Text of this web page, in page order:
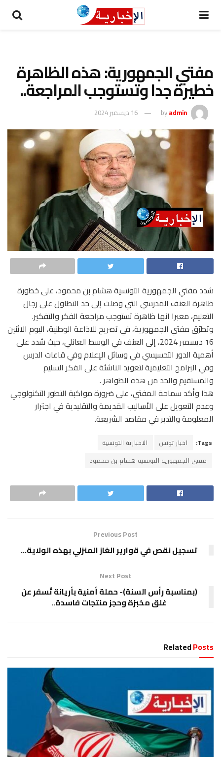
مفتي الجمهورية: هذه الظاهرة
خطيرة جدا وتستوجب المراجعة..
byadmin 16 ديسمبر 2024
شدد مفتي الجمهورية التونسية هشام بن محمود، على خطورة
ظاهرة العنف المدرسي التي وصلت إلى حد التطاول على رجال
التعليم، معبرا انها ظاهرة تستوجب مراجعة الفكر والتفكير.
وتطرّق مفتي الجمهورية، في تصريح للاذاعة الوطنية، اليوم الاثنين
16 ديسمبر 2024، إلى العنف في الوسط العائلي، حيث شدد على
أهمية الدور التحسيسي في وسائل الإعلام وفي قاعات الدرس
وفي البرامج التعليمية لتعويد الناشئة على الفكر السليم
والمستقيم والحد من هذه الظواهر .
هذا وأكد سماحة المفتي، على ضرورة مواكبة التطور التكنولوجي
وعدم التعويل على الأساليب القديمة والتقليدية في اجترار
المعلومة والتدبر في مقاصد الشريعة.
Tags: اخبار تونس
الاخبارية التونسية
مفتي الجمهورية التونسية هشام بن محمود
Previous Post
تسجيل نقص في قوارير الغاز المنزلي بهذه الولاية…
Next Post
(بمناسبة رأس السنة)- حملة أمنية بأريانة تُسفر عن
غلق مخبزة وحجز منتجات فاسدة..
RelatedPosts